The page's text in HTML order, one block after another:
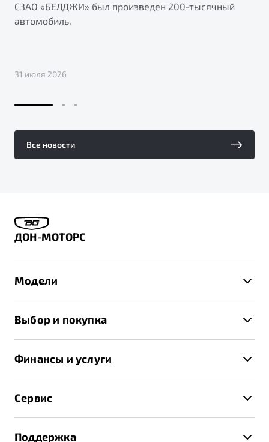
СЗАО «БЕЛДЖИ» был произведен 200-тысячный
автомобиль.
31 июля 2026
Все новости
ДОН-МОТОРС
Модели
X70
Выбор и покупка
Записаться на тест-драйв
Получить предложение
Финансы и услуги
Страхование
Сервис
Поддержка